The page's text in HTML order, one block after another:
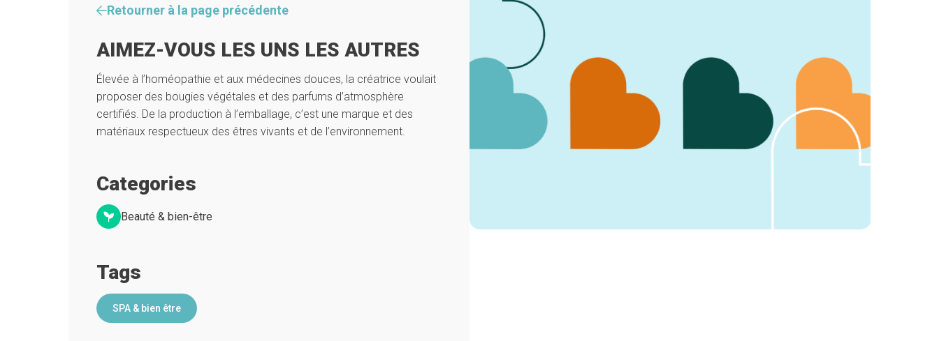
Retourner à la page précédente
AIMEZ-VOUS LES UNS LES AUTRES
Élevée à l’homéopathie et aux médecines douces, la créatrice voulait
proposer des bougies végétales et des parfums d’atmosphère
certifiés. De la production à l’emballage, c’est une marque et des
matériaux respectueux des êtres vivants et de l’environnement.
Categories
Beauté & bien-être
Tags
SPA & bien être